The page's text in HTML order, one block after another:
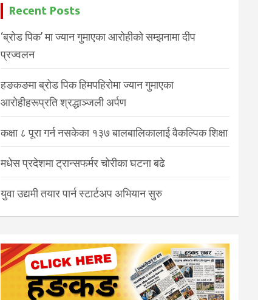
Recent Posts
‘ब्रोड पिक’ मा ज्यान गुमाएका आरोहीको सम्झनामा दीप
प्रज्वलन
हङकङमा ब्रोड पिक हिमपहिरोमा ज्यान गुमाएका
आरोहीहरूप्रति श्रद्धाञ्जली अर्पण
कक्षा ८ पूरा गर्न नसकेका १३७ बालबालिकालाई वैकल्पिक शिक्षा
मधेस प्रदेशमा ट्रान्सफर्मर चोरीका घटना बढे
युवा उद्यमी तयार पार्न स्टार्टअप अभियान सुरु